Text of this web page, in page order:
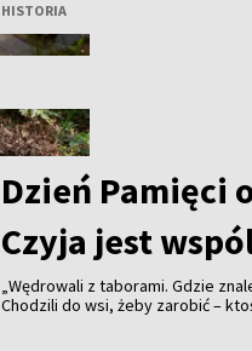
HISTORIA
Dzień Pamięci
Czyja jest
„Wędrowali z taborami. Gdzie
Chodzili do wsi, żeby zarobić –